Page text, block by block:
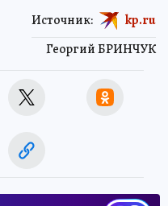
Георгий БРИНЧУК
Источник: kp.ru